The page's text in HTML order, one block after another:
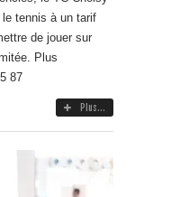
tennis à un tarif
de jouer sur
Plus
87
Plus...